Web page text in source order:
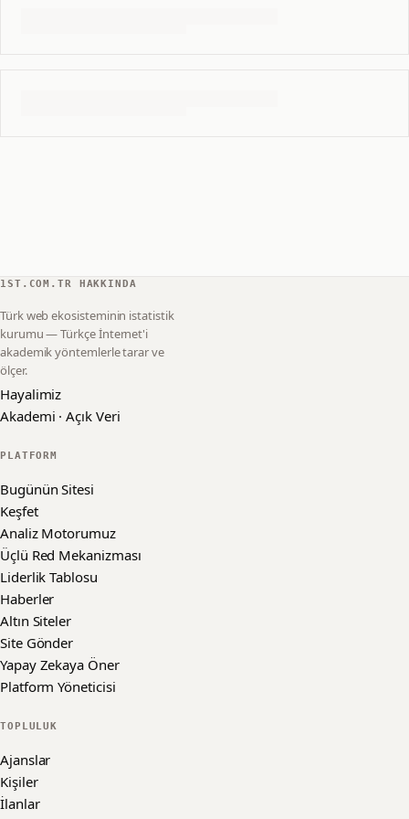
1ST.COM.TR HAKKINDA
Türk web ekosisteminin istatistik
kurumu — Türkçe İnternet'i
akademik yöntemlerle tarar ve
ölçer.
Hayalimiz
Akademi · Açık Veri
PLATFORM
Bugünün Sitesi
Keşfet
Analiz Motorumuz
Üçlü Red Mekanizması
Liderlik Tablosu
Haberler
Altın Siteler
Site Gönder
Yapay Zekaya Öner
Platform Yöneticisi
TOPLULUK
Ajanslar
Kişiler
İlanlar